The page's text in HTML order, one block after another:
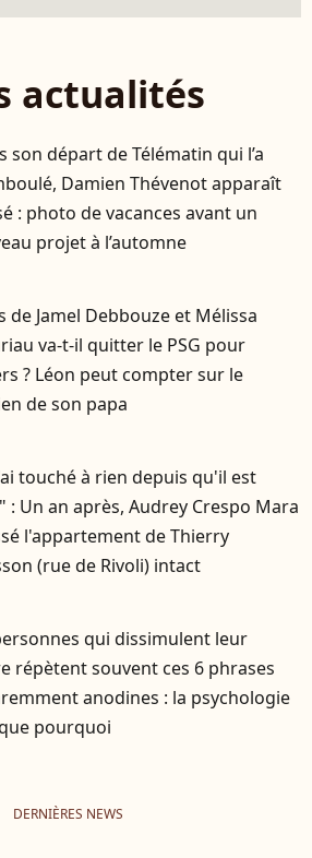
actualités
son départ de Télématin qui l’a
Damien Thévenot apparaît
: photo de vacances avant un
projet à l’automne
de Jamel Debbouze et Mélissa
va-t-il quitter le PSG pour
? Léon peut compter sur le
de son papa
touché à rien depuis qu'il est
: Un an après, Audrey Crespo Mara
l'appartement de Thierry
(rue de Rivoli) intact
qui dissimulent leur
répètent souvent ces 6 phrases
anodines : la psychologie
pourquoi
DERNIÈRES NEWS